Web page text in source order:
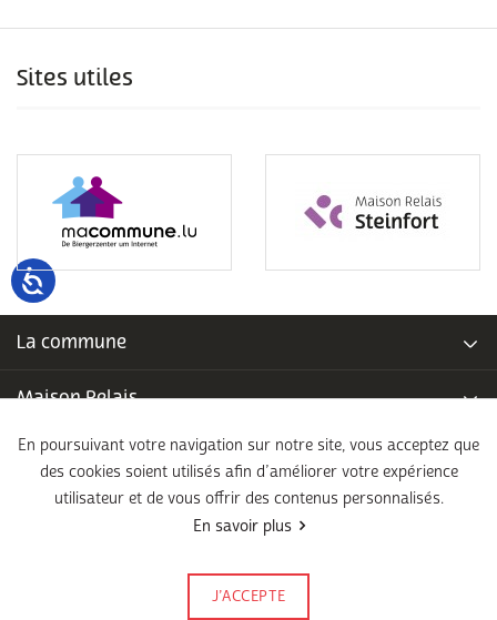
Sites utiles
La commune
Maison Relais
Piscine communale
École fondamentale
En poursuivant votre navigation sur notre site, vous acceptez que
des cookies soient utilisés afin d’améliorer votre expérience
utilisateur et de vous offrir des contenus personnalisés.
En savoir plus
J’ACCEPTE